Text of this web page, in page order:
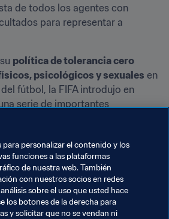
de todos los agentes con
para representar a
política de tolerancia cero
psicológicos y sexuales en
fútbol, la FIFA introdujo en
serie de importantes
las sanciones por acoso sexual,
en vano, la Comisión de Ética,
impuso recientemente la pena
no es otra que la inhabilitación
por valor de un millón de francos
de abusos sexuales.
para personalizar el contenido y los
funciones a las plataformas
de nuestra web. También
con nuestros socios en redes
sobre el uso que usted hace
los botones de la derecha para
y solicitar que no se vendan ni